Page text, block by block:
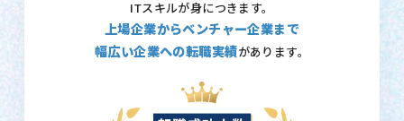
ITスキルが身につきます。
上場企業からベンチャー企業まで
幅広い企業への転職実績があります。